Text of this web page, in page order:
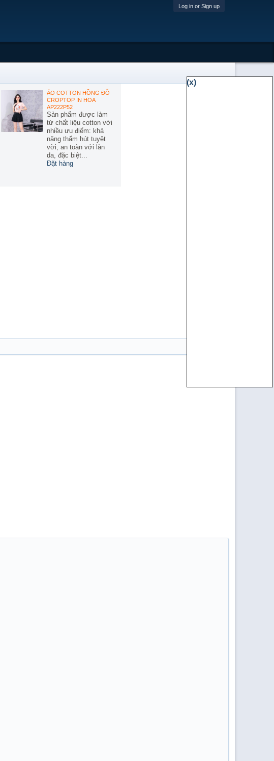
Log in or Sign up
ÁO COTTON HỒNG ĐỖ
CROPTOP IN HOA
AP222P52
Sản phẩm được làm
từ chất liệu cotton với
nhiều ưu điểm: khả
năng thấm hút tuyệt
vời, an toàn với làn
da, đặc biệt...
Đặt hàng
(x)